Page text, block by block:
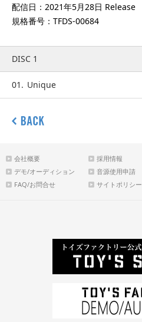
配信日：2021年5月28日 Release
規格番号：TFDS-00684
DISC 1
01. Unique
会社概要
採用情報
デモ/オーディション
音源使用申請
FAQ/お問合せ
サイトポリシー